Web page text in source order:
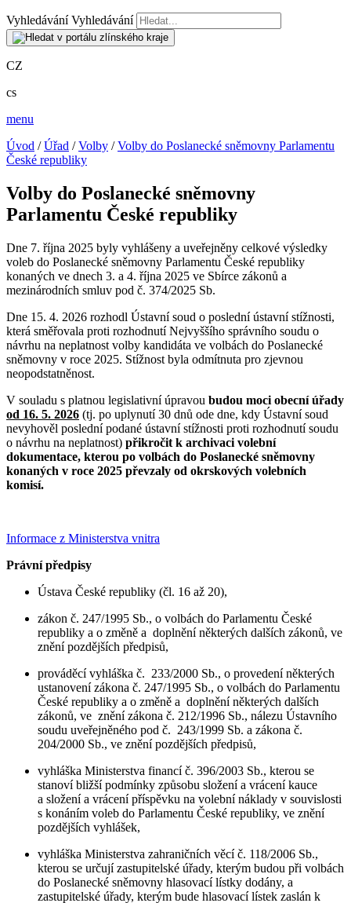
Vyhledávání Vyhledávání
CZ
cs
menu
Úvod /Úřad /Volby /Volby do Poslanecké sněmovny Parlamentu
České republiky
Volby do Poslanecké sněmovny
Parlamentu České republiky
Dne 7. října 2025 byly vyhlášeny a uveřejněny celkové výsledky
voleb do Poslanecké sněmovny Parlamentu České republiky
konaných ve dnech 3. a 4. října 2025 ve Sbírce zákonů a
mezinárodních smluv pod č. 374/2025 Sb.
Dne 15. 4. 2026 rozhodl Ústavní soud o poslední ústavní stížnosti,
která směřovala proti rozhodnutí Nejvyššího správního soudu o
návrhu na neplatnost volby kandidáta ve volbách do Poslanecké
sněmovny v roce 2025. Stížnost byla odmítnuta pro zjevnou
neopodstatněnost.
V souladu s platnou legislativní úpravou budou moci obecní úřady
od 16. 5. 2026 (tj. po uplynutí 30 dnů ode dne, kdy Ústavní soud
nevyhověl poslední podané ústavní stížnosti proti rozhodnutí soudu
o návrhu na neplatnost) přikročit k archivaci volební
dokumentace, kterou po volbách do Poslanecké sněmovny
konaných v roce 2025 převzaly od okrskových volebních
komisí.
Informace z Ministerstva vnitra
Právní předpisy
Ústava České republiky (čl. 16 až 20),
zákon č. 247/1995 Sb., o volbách do Parlamentu České
republiky a o změně a doplnění některých dalších zákonů, ve
znění pozdějších předpisů,
prováděcí vyhláška č. 233/2000 Sb., o provedení některých
ustanovení zákona č. 247/1995 Sb., o volbách do Parlamentu
České republiky a o změně a doplnění některých dalších
zákonů, ve znění zákona č. 212/1996 Sb., nálezu Ústavního
soudu uveřejněného pod č. 243/1999 Sb. a zákona č.
204/2000 Sb., ve znění pozdějších předpisů,
vyhláška Ministerstva financí č. 396/2003 Sb., kterou se
stanoví bližší podmínky způsobu složení a vrácení kauce
a složení a vrácení příspěvku na volební náklady v souvislosti
s konáním voleb do Parlamentu České republiky, ve znění
pozdějších vyhlášek,
vyhláška Ministerstva zahraničních věcí č. 118/2006 Sb.,
kterou se určují zastupitelské úřady, kterým budou při volbách
do Poslanecké sněmovny hlasovací lístky dodány, a
zastupitelské úřady, kterým bude hlasovací lístek zaslán k